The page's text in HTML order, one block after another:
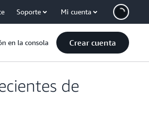
Soporte Mi cuenta
en la consola Crear cuenta
de